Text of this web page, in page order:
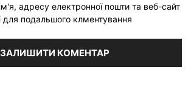
адресу електронної пошти та веб-сайт
для подальшого клментування